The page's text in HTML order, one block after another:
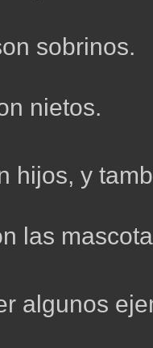
sobrinos.
nietos.
hijos, y
las
algunos